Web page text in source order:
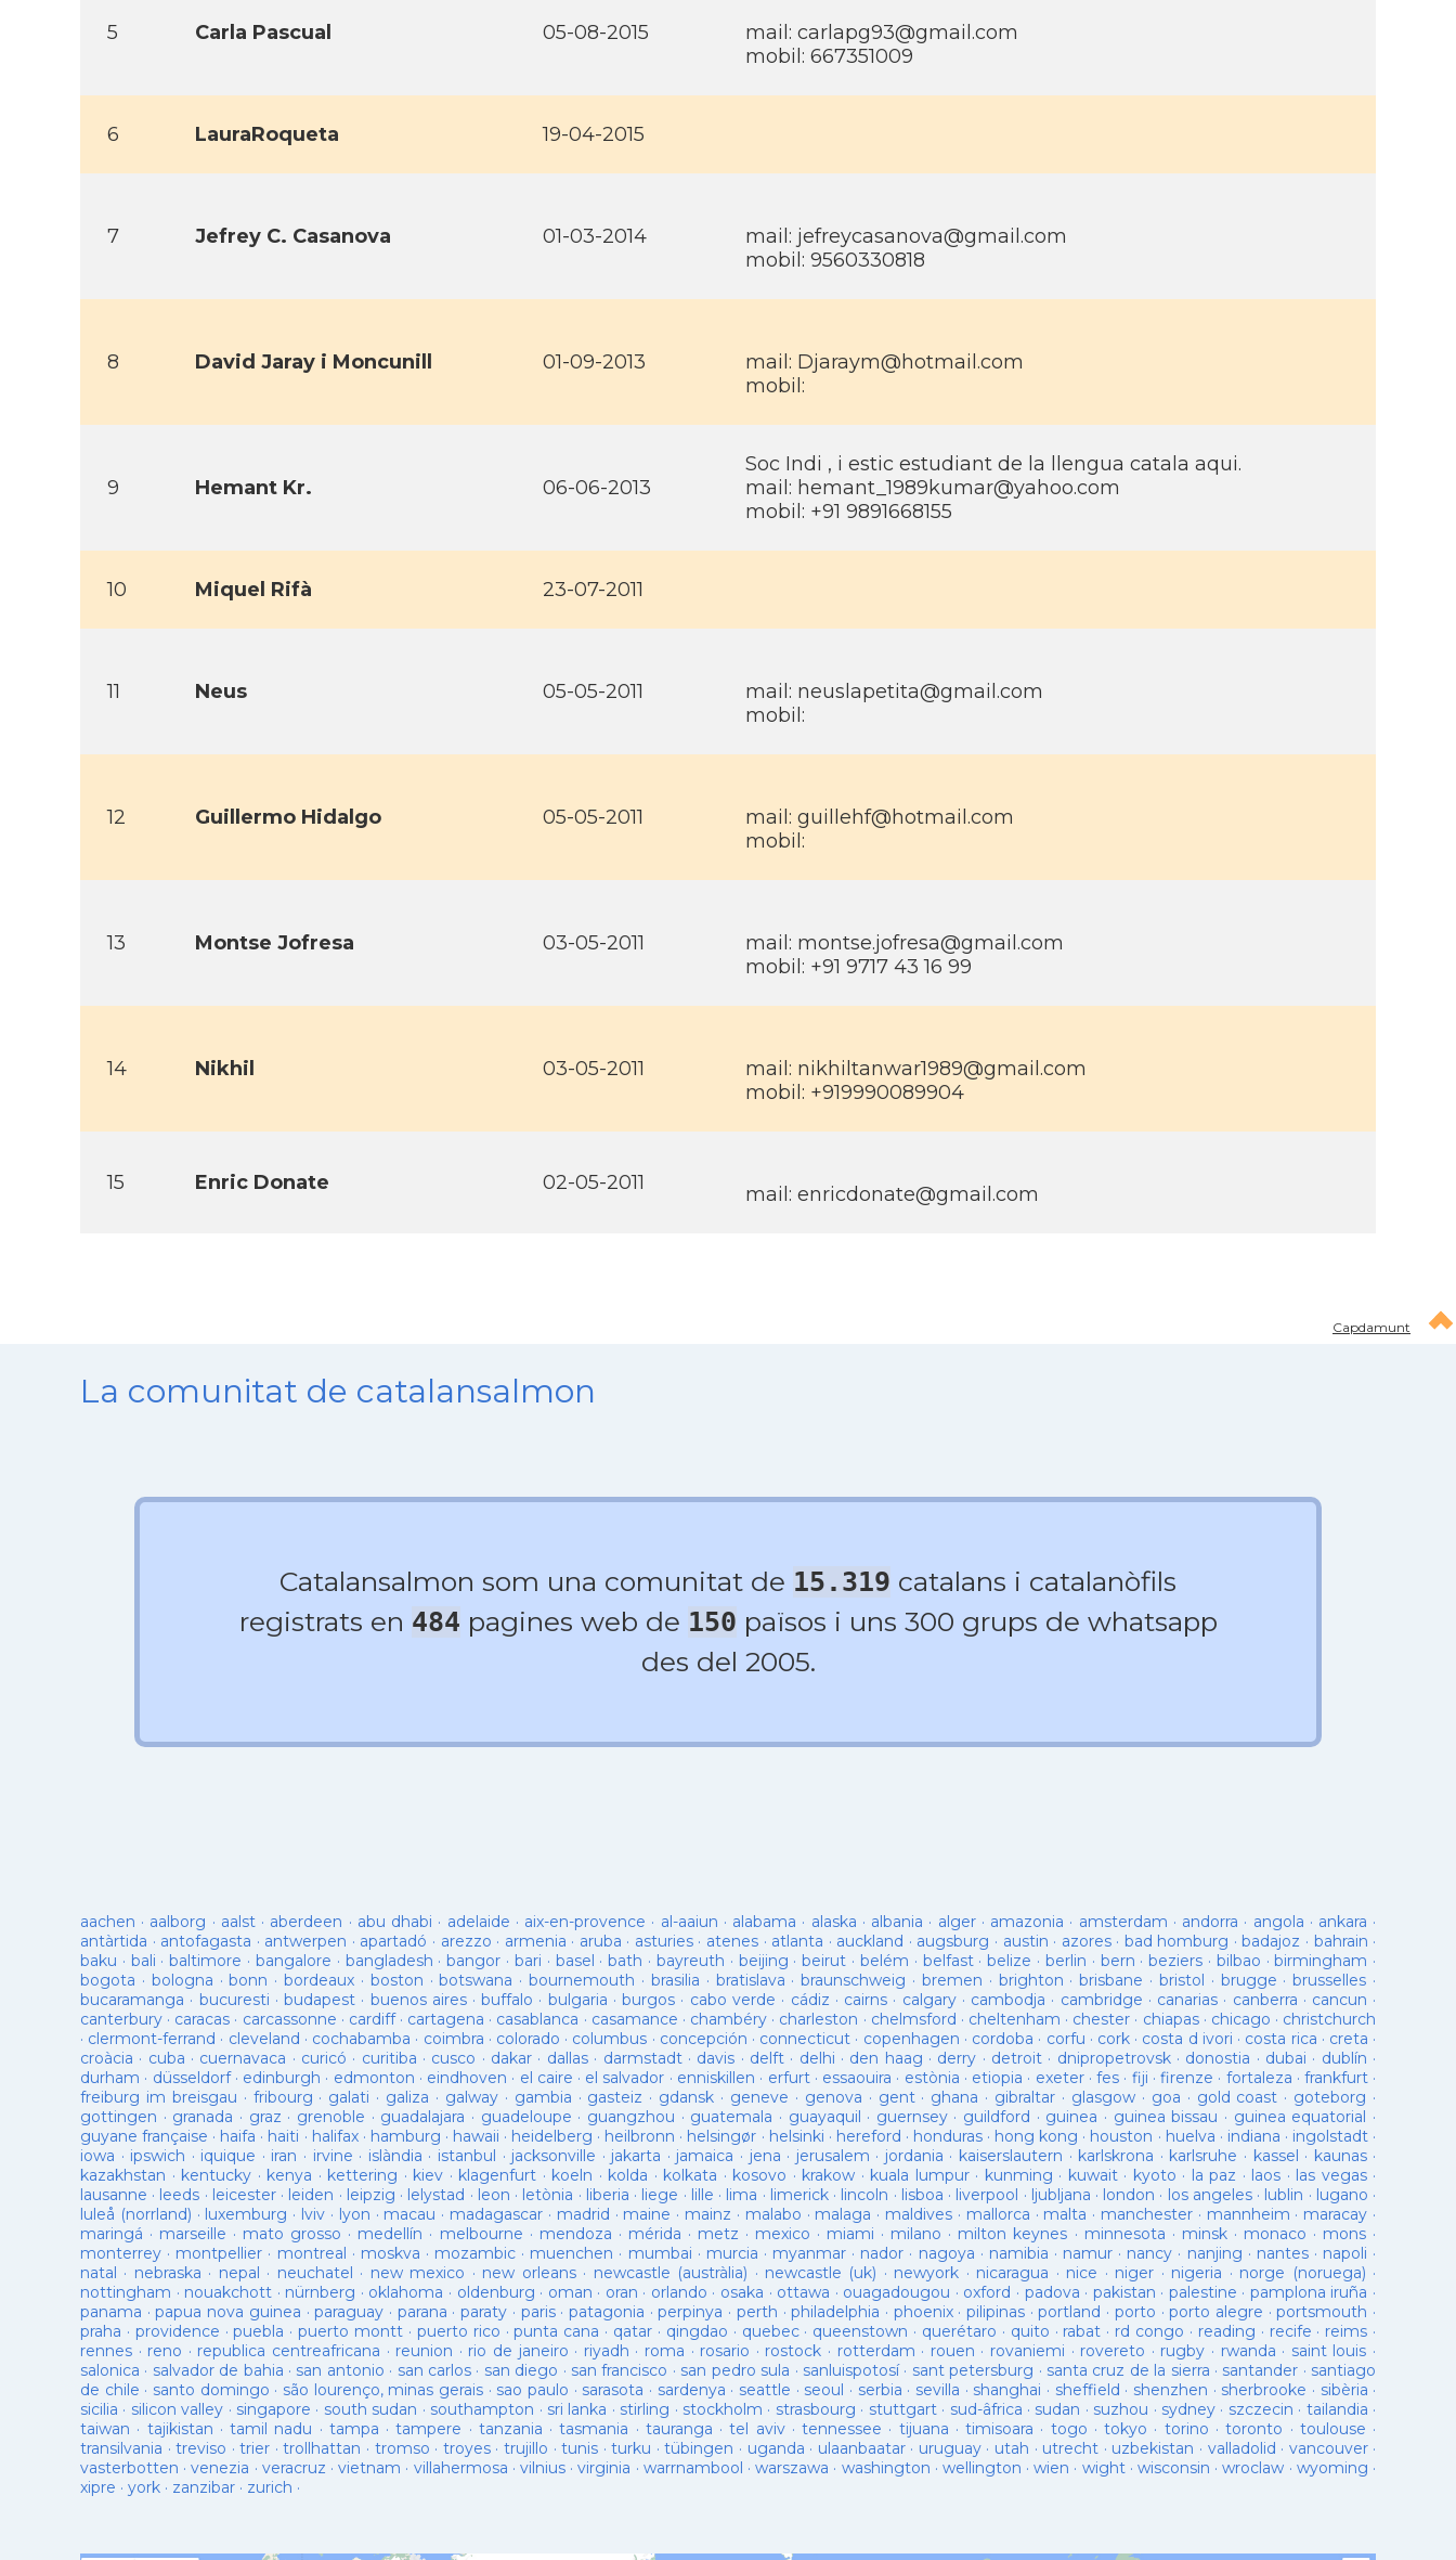
5 Carla Pascual 05-08-2015
mail: carlapg93@gmail.com
mobil: 667351009
6 LauraRoqueta 19-04-2015
7 Jefrey C. Casanova 01-03-2014
mail: jefreycasanova@gmail.com
mobil: 9560330818
8 David Jaray i Moncunill 01-09-2013
mail: Djaraym@hotmail.com
mobil:
9 Hemant Kr. 06-06-2013
Soc Indi , i estic estudiant de la llengua catala aqui.
mail: hemant_1989kumar@yahoo.com
mobil: +91 9891668155
10 Miquel Rifà 23-07-2011
11 Neus 05-05-2011
mail: neuslapetita@gmail.com
mobil:
12 Guillermo Hidalgo 05-05-2011
mail: guillehf@hotmail.com
mobil:
13 Montse Jofresa 03-05-2011
mail: montse.jofresa@gmail.com
mobil: +91 9717 43 16 99
14 Nikhil 03-05-2011
mail: nikhiltanwar1989@gmail.com
mobil: +919990089904
15 Enric Donate 02-05-2011 mail: enricdonate@gmail.com
Capdamunt
La comunitat de catalansalmon
Catalansalmon som una comunitat de 15.319 catalans i catalanòfils
registrats en 484 pagines web de 150 països i uns 300 grups de whatsapp
des del 2005.
aachen · aalborg · aalst· aberdeen · abu dhabi · adelaide · aix-en-provence · al-aaiun · alabama · alaska · albania · alger· amazonia · amsterdam · andorra · angola · ankara ·
antàrtida · antofagasta · antwerpen · apartadó · arezzo · armenia · aruba · asturies· atenes · atlanta · auckland · augsburg · austin · azores· bad homburg ·badajoz · bahrain ·
baku · bali ·baltimore · bangalore · bangladesh ·bangor · bari · basel ·bath · bayreuth · beijing ·beirut · belém · belfast·belize · berlin · bern ·beziers · bilbao ·birmingham ·
bogota · bologna ·bonn ·bordeaux · boston ·botswana ·bournemouth · brasilia · bratislava ·braunschweig · bremen · brighton ·brisbane · bristol · brugge ·brusselles ·
bucaramanga · bucuresti · budapest · buenos aires·buffalo · bulgaria ·burgos · cabo verde · cádiz · cairns · calgary· cambodja · cambridge · canarias · canberra · cancun ·
canterbury · caracas · carcassonne · cardiff· cartagena · casablanca · casamance · chambéry · charleston · chelmsford · cheltenham · chester · chiapas· chicago · christchurch
· clermont-ferrand · cleveland · cochabamba · coimbra · colorado · columbus · concepción · connecticut · copenhagen · cordoba · corfu · cork · costa d ivori · costa rica · creta ·
croàcia · cuba · cuernavaca · curicó · curitiba · cusco · dakar · dallas· darmstadt· davis · delft· delhi · den haag · derry · detroit· dnipropetrovsk· donostia · dubai · dublín ·
durham · düsseldorf· edinburgh · edmonton · eindhoven · el caire · el salvador · enniskillen · erfurt· essaouira · estònia · etiopia · exeter· fes · fiji · firenze · fortaleza · frankfurt ·
freiburg im breisgau · fribourg · galati · galiza · galway· gambia · gasteiz · gdansk · geneve · genova · gent· ghana · gibraltar · glasgow· goa · gold coast · goteborg ·
gottingen · granada · graz · grenoble · guadalajara · guadeloupe · guangzhou · guatemala · guayaquil · guernsey· guildford · guinea · guinea bissau · guinea equatorial ·
guyane française · haifa · haiti · halifax· hamburg · hawaii · heidelberg · heilbronn · helsingør · helsinki · hereford · honduras· hong kong · houston · huelva · indiana · ingolstadt·
iowa · ipswich · iquique · iran · irvine · islàndia · istanbul · jacksonville · jakarta · jamaica · jena · jerusalem · jordania · kaiserslautern · karlskrona · karlsruhe · kassel · kaunas·
kazakhstan · kentucky · kenya · kettering · kiev · klagenfurt · koeln · kolda · kolkata · kosovo · krakow · kuala lumpur· kunming · kuwait· kyoto · la paz · laos · las vegas·
lausanne · leeds · leicester· leiden · leipzig · lelystad · leon · letònia · liberia · liege · lille · lima · limerick· lincoln · lisboa · liverpool · ljubljana · london · los angeles· lublin · lugano ·
luleå (norrland) · luxemburg · lviv · lyon · macau · madagascar · madrid · maine · mainz · malabo · malaga · maldives · mallorca · malta · manchester · mannheim · maracay ·
maringá · marseille · mato grosso · medellín · melbourne · mendoza · mérida · metz · mexico · miami · milano · milton keynes · minnesota · minsk· monaco · mons ·
monterrey · montpellier · montreal · moskva · mozambic · muenchen · mumbai · murcia · myanmar · nador · nagoya · namibia · namur · nancy · nanjing · nantes· napoli ·
natal · nebraska · nepal · neuchatel · new mexico · new orleans· newcastle (austràlia) · newcastle (uk) · newyork · nicaragua · nice · niger · nigeria · norge (noruega) ·
nottingham · nouakchott · nürnberg · oklahoma · oldenburg · oman · oran · orlando · osaka · ottawa · ouagadougou · oxford · padova · pakistan · palestine · pamplona iruña ·
panama ·papua nova guinea ·paraguay · parana ·paraty · paris· patagonia ·perpinya · perth ·philadelphia · phoenix·pilipinas ·portland · porto ·porto alegre ·portsmouth ·
praha · providence ·puebla ·puerto montt · puerto rico ·punta cana · qatar · qingdao · quebec· queenstown · querétaro · quito · rabat · rd congo · reading · recife · reims ·
rennes · reno · republica centreafricana · reunion · rio de janeiro · riyadh · roma · rosario · rostock · rotterdam · rouen · rovaniemi · rovereto · rugby · rwanda · saint louis ·
salonica · salvador de bahia · san antonio · san carlos · san diego · san francisco · san pedro sula · sanluispotosí· sant petersburg · santa cruz de la sierra · santander · santiago
de chile · santo domingo · são lourenço, minas gerais· sao paulo · sarasota · sardenya · seattle · seoul · serbia · sevilla · shanghai · sheffield · shenzhen · sherbrooke · sibèria ·
sicilia · silicon valley · singapore · south sudan · southampton · sri lanka · stirling · stockholm · strasbourg · stuttgart· sud-âfrica · sudan · suzhou · sydney · szczecin · tailandia ·
taiwan · tajikistan ·tamil nadu · tampa ·tampere · tanzania ·tasmania · tauranga ·tel aviv·tennessee · tijuana ·timisoara · togo ·tokyo · torino ·toronto · toulouse ·
transilvania ·treviso ·trier ·trollhattan · tromso · troyes· trujillo ·tunis ·turku ·tübingen · uganda · ulaanbaatar· uruguay· utah · utrecht · uzbekistan · valladolid · vancouver·
vasterbotten ·venezia · veracruz ·vietnam · villahermosa · vilnius·virginia · warrnambool ·warszawa · washington · wellington ·wien · wight·wisconsin ·wroclaw · wyoming ·
xipre · york · zanzibar · zurich ·